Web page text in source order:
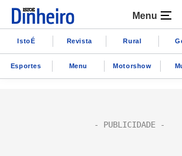
Menu
IstoÉ Revista Rural
Esportes Menu Motorshow